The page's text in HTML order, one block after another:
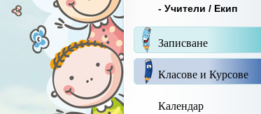
- Учители / Екип
Записване
Класове и Курсове
Календар